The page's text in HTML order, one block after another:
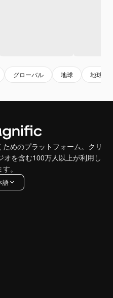
グローバル 地球 地球の
めのプラットフォーム。クリ
オを含む100万人以上が利用し
。
語